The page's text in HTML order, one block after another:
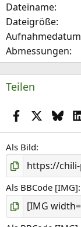
Dateiname
Dateigröße
Aufnahmedatum
Abmessungen
Teilen
Facebook
X
Als Bild
Als BBCode [IMG]